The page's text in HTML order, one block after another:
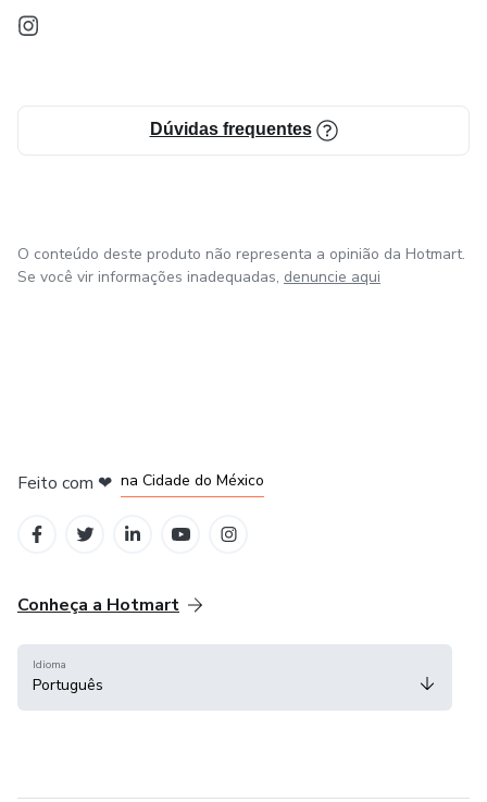
Dúvidas frequentes
O conteúdo deste produto não representa a opinião da Hotmart.
Se você vir informações inadequadas, denuncie aqui
Feito com ❤ na Cidade do México
Conheça a Hotmart
Idioma
Português